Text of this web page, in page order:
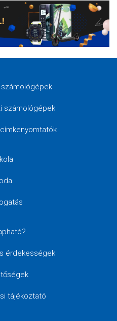
számológépek
érdekességek
tájékoztató